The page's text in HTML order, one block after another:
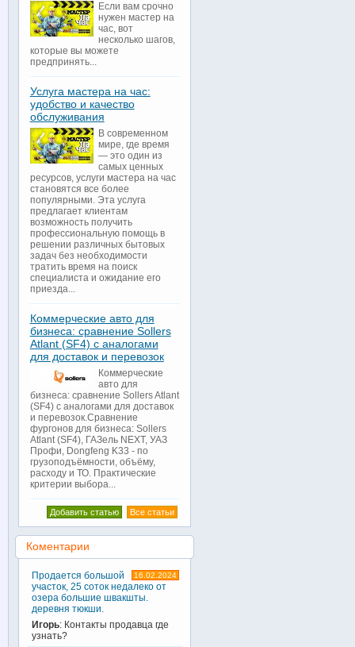
Если вам срочно
нужен мастер на
час, вот
несколько шагов,
которые вы можете
предпринять...
Услуга мастера на час:
удобство и качество
обслуживания
В современном
мире, где время
— это один из
самых ценных
ресурсов, услуги мастера на час
становятся все более
популярными. Эта услуга
предлагает клиентам
возможность получить
профессиональную помощь в
решении различных бытовых
задач без необходимости
тратить время на поиск
специалиста и ожидание его
приезда...
Коммерческие авто для
бизнеса: сравнение Sollers
Atlant (SF4) с аналогами
для доставок и перевозок
Коммерческие
авто для
бизнеса: сравнение Sollers Atlant
(SF4) с аналогами для доставок
и перевозок.Сравнение
фургонов для бизнеса: Sollers
Atlant (SF4), ГАЗель NEXT, УАЗ
Профи, Dongfeng K33 - по
грузоподъёмности, объёму,
расходу и ТО. Практические
критерии выбора...
Все статьи
Добавить статью
Коментарии
16.02.2024
Продается большой
участок, 25 соток недалеко от
озера большие швакшты.
деревня тюкши.
Игорь: Контакты продавца где
узнать?